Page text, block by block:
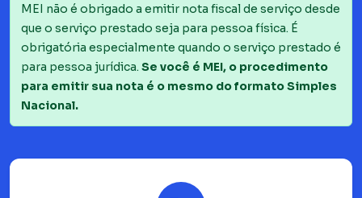
MEI não é obrigado a emitir nota fiscal de serviço desde
que o serviço prestado seja para pessoa física. É
obrigatória especialmente quando o serviço prestado é
para pessoa jurídica. Se você é MEI, o procedimento
para emitir sua nota é o mesmo do formato Simples
Nacional.